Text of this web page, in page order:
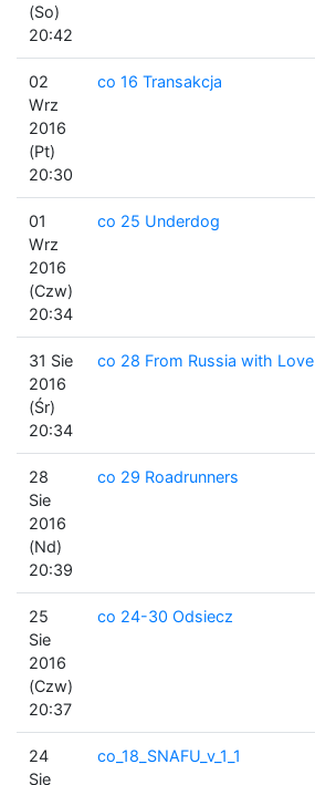
(So)
20:42
02
Wrz
2016
(Pt)
20:30
co 16 Transakcja
01
Wrz
2016
(Czw)
20:34
co 25 Underdog
31 Sie
2016
(Śr)
20:34
co 28 From Russia with Love
28
Sie
2016
(Nd)
20:39
co 29 Roadrunners
25
Sie
2016
(Czw)
20:37
co 24-30 Odsiecz
24
Sie
co_18_SNAFU_v_1_1